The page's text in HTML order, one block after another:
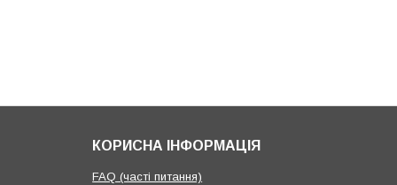
КОРИСНА ІНФОРМАЦІЯ
FAQ (часті питання)